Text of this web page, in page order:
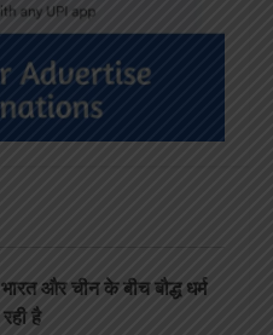
और चीन के बीच बौद्ध धर्म
है